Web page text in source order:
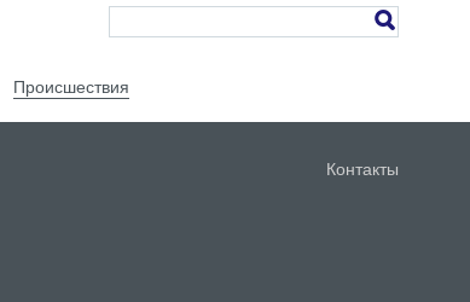
Происшествия
Контакты